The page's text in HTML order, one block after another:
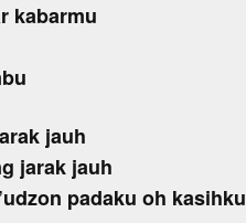
kabarmu
jauh
jarak jauh
padaku oh kasihku